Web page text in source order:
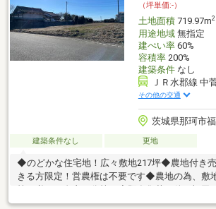
（坪単価:-）
土地面積719.97m2
用途地域無指定
建ぺい率60%
容積率200%
建築条件なし
ＪＲ水郡線 中
その他の交通
茨城県那珂市
建築条件なし 更地
◆のどかな住宅地！広々敷地217坪◆農地付き
きる方限定！営農権は不要です◆農地の為、敷
筆が必要！自由に分筆可◆既存集落要件：福田
台・飯田の出身又は、10年以上お住まいの方◆